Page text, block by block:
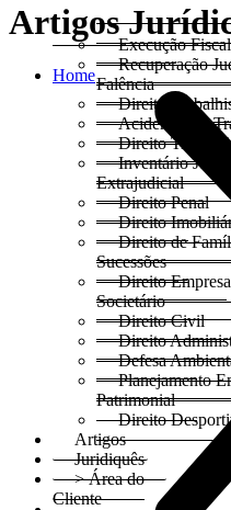
Execução
Recuperação
Falência
Direito
Acidentes do
Direito
Inventário
Extrajudicial
Direito Penal
Direito
Direito de
Sucessões
Direito
Societário
Direito Civil
Direito
Defesa
Planejamento
Patrimonial
Direito
Artigos
Juridiquês
> Área do
Cliente
Artigos
Home